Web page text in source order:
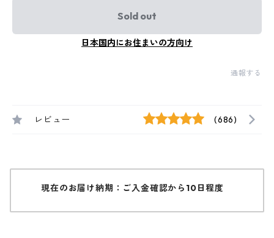
Sold out
日本国内にお住まいの方向け
通報する
レビュー (686)
現在のお届け納期：ご入金確認から10日程度